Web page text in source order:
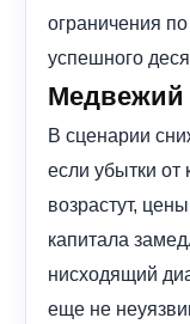
ограничения
успешного
Медвежий
В сценарии
если убытки от
возрастут,
капитала
нисходящий
еще не